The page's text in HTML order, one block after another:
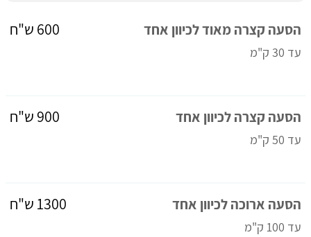
הסעה קצרה מאוד לכיוון אחד
עד 30 ק"מ
600 ש"ח
הסעה קצרה לכיוון אחד
עד 50 ק"מ
900 ש"ח
הסעה ארוכה לכיוון אחד
עד 100 ק"מ
1300 ש"ח